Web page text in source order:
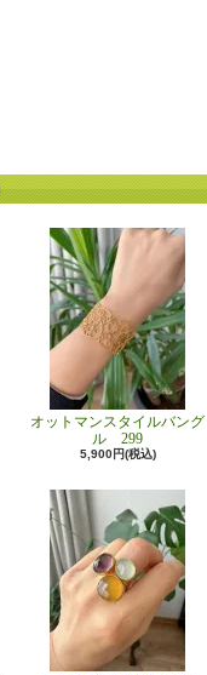
オットマンスタイルバング
ル 299
5,900円(税込)